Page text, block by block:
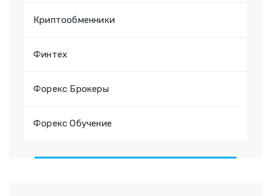
Криптообменники
Финтех
Форекс Брокеры
Форекс Обучение